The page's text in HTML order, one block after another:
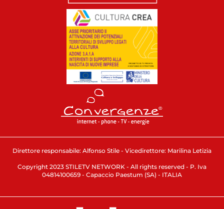
Direttore responsabile: Alfonso Stile - Vicedirettore: Marilina Letizia
Copyright 2023 STILETV NETWORK - All rights reserved - P. Iva
04814100659 - Capaccio Paestum (SA) - ITALIA